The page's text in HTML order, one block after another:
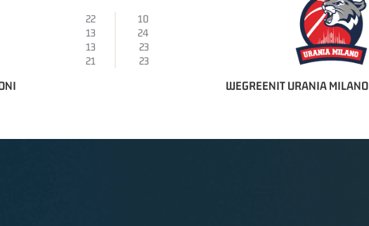
22
10
13
24
13
23
21
23
WEGREENIT URANIA MILANO